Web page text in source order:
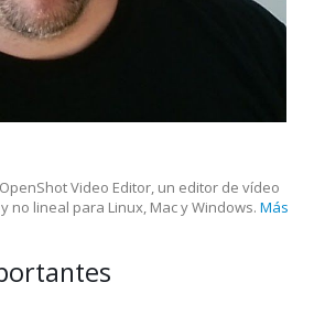
Video Editor, un editor de vídeo
no lineal para Linux, Mac y Windows. Más